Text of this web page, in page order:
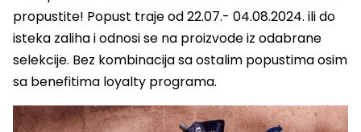
propustite! Popust traje od 22.07.- 04.08.2024. ili do
isteka zaliha i odnosi se na proizvode iz odabrane
selekcije. Bez kombinacija sa ostalim popustima osim
sa benefitima loyalty programa.